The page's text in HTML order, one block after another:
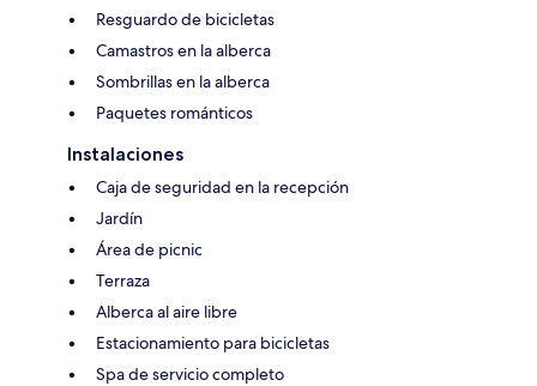
Resguardo de bicicletas
Camastros en la alberca
Sombrillas en la alberca
Paquetes románticos
Instalaciones
Caja de seguridad en la recepción
Jardín
Área de picnic
Terraza
Alberca al aire libre
Estacionamiento para bicicletas
Spa de servicio completo